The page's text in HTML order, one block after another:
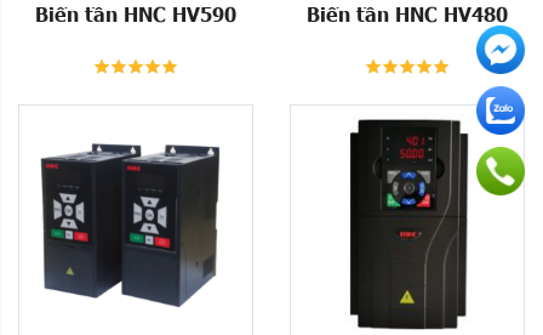
Biến tần HNC HV590 Biến tần HNC HV480